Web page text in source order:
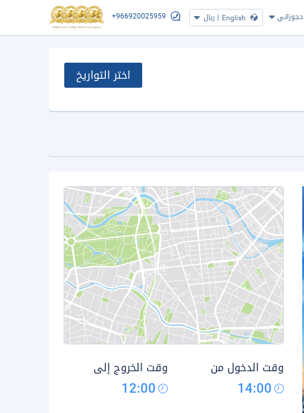
حجوزاتي English
| ريال +966920025959
اختر التواريخ
وقت الدخول من
14:00
وقت الخروج إلى
12:00